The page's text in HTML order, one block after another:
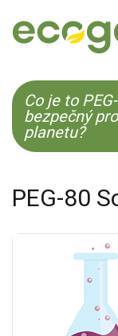
Co je to
bezpečný
planetu?
PEG-80